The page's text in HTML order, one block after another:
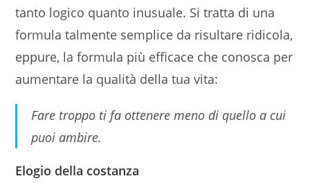
tanto logico quanto inusuale. Si tratta di una
formula talmente semplice da risultare ridicola,
eppure, la formula più efficace che conosca per
aumentare la qualità della tua vita:
Fare troppo ti fa ottenere meno di quello a cui
puoi ambire.
Elogio della costanza